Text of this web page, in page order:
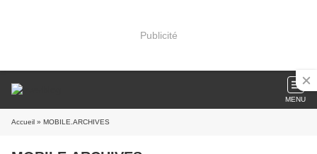
Publicité
MENU
Accueil » MOBILE.ARCHIVES